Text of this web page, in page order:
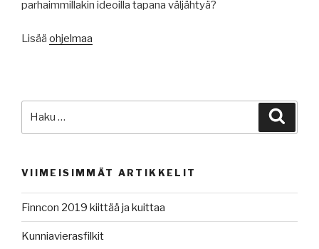
parhaimmillakin ideoilla tapana väljähtyä?
Lisää ohjelmaa
VIIMEISIMMÄT ARTIKKELIT
Finncon 2019 kiittää ja kuittaa
Kunniavierasfilkit